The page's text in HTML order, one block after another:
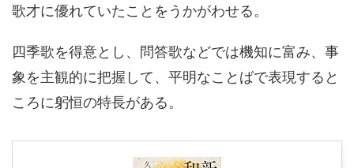
歌才に優れていたことをうかがわせる。
四季歌を得意とし、問答歌などでは機知に富み、事
象を主観的に把握して、平明なことばで表現すると
ころに躬恒の特長がある。